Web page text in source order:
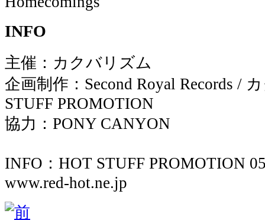
INFO
主催：カクバリズム
企画制作：Second Royal Records /
STUFF PROMOTION
協力：PONY CANYON
INFO：HOT STUFF PROMOTION
www.red-hot.ne.jp